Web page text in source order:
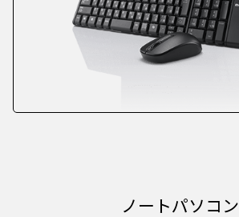
ノートパソコン